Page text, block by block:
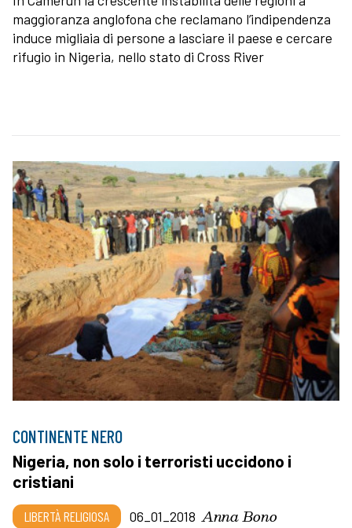
maggioranza anglofona che reclamano l’indipendenza
induce migliaia di persone a lasciare il paese e cercare
rifugio in Nigeria, nello stato di Cross River
CONTINENTE NERO
Nigeria, non solo i terroristi uccidono i
cristiani
LIBERTÀ RELIGIOSA 06_01_2018 Anna Bono